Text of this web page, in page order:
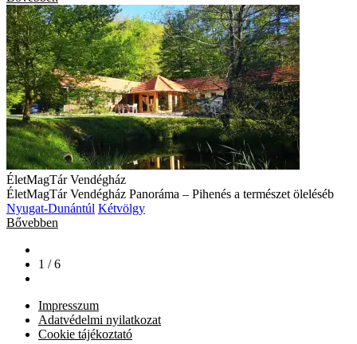
ÉletMagTár Vendégház
ÉletMagTár Vendégház Panoráma – Pihenés a természet öleléséb
Nyugat-Dunántúl Kétvölgy
Bővebben
1 / 6
Impresszum
Adatvédelmi nyilatkozat
Cookie tájékoztató